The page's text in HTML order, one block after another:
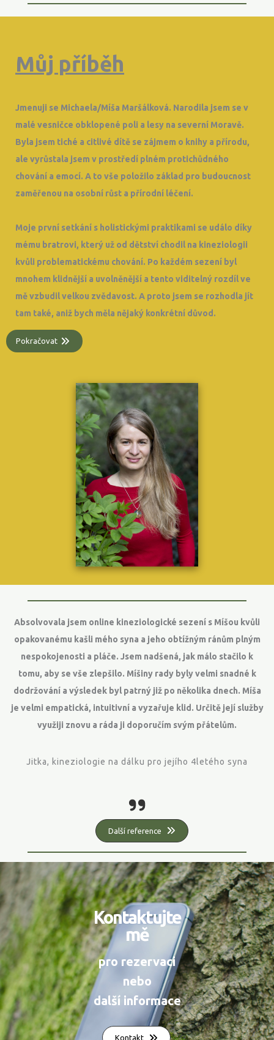
Můj příběh
Jmenuji se Michaela/Míša Maršálková. Narodila jsem se v
malé vesničce obklopené poli a lesy na severní Moravě.
Byla jsem tiché a citlivé dítě se zájmem o knihy a přírodu,
ale vyrůstala jsem v prostředí plném protichůdného
chování a emocí. A to vše položilo základ pro budoucnost
zaměřenou na osobní růst a přírodní léčení.
Moje první setkání s holistickými praktikami se událo díky
mému bratrovi, který už od dětství chodil na kineziologii
kvůli problematickému chování. Po každém sezení byl
mnohem klidnější a uvolněnější a tento viditelný rozdíl ve
mě vzbudil velkou zvědavost. A proto jsem se rozhodla jít
tam také, aniž bych měla nějaký konkrétní důvod.
Pokračovat
Absolvovala jsem online kineziologické sezení s Míšou kvůli
opakovanému kašli mého syna a jeho obtížným ránům plným
nespokojenosti a pláče. Jsem nadšená, jak málo stačilo k
tomu, aby se vše zlepšilo. Míšiny rady byly velmi snadné k
dodržování a výsledek byl patrný již po několika dnech. Míša
je velmi empatická, intuitivní a vyzařuje klid. Určitě její služby
využiji znovu a ráda ji doporučím svým přátelům.
Jitka, kineziologie na dálku pro jejího 4letého syna
Další reference
Kontaktujte
mě
pro rezervaci
nebo
další informace
Kontakt